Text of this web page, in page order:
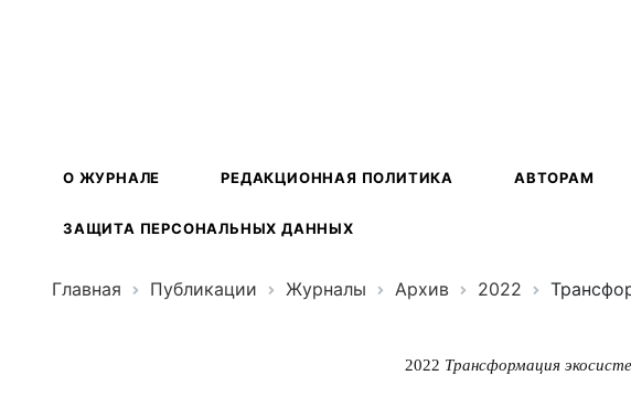
О ЖУРНАЛЕ РЕДАКЦИОННАЯ ПОЛИТИКА АВТОРАМ
ЗАЩИТА ПЕРСОНАЛЬНЫХ ДАННЫХ
Главная Публикации Журналы Архив 2022
2022 Трансформация